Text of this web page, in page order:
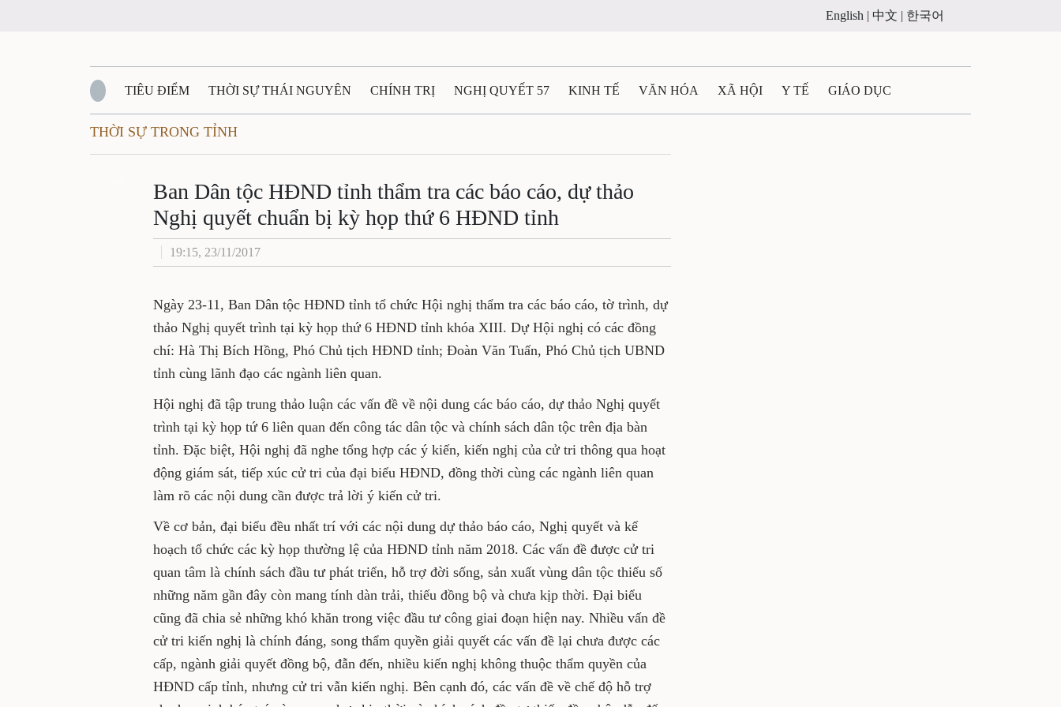
English | 中文 | 한국어
TIÊU ĐIỂM THỜI SỰ THÁI NGUYÊN CHÍNH TRỊ NGHỊ QUYẾT 57 KINH TẾ VĂN HÓA XÃ HỘI Y TẾ GIÁO DỤC
QUỐC PHÒNG - AN NINH
QUÊ HƯƠNG - ĐẤT NƯỚC QUỐC TẾ TÀI NGUYÊN - MÔI TRƯỜNG THỂ THAO
VĂN BẢN, CHÍNH SÁCH MỚI VĂN NGHỆ THÁI NGUYÊN
THỜI SỰ TRONG TỈNH
Ban Dân tộc HĐND tỉnh thẩm tra các báo cáo, dự thảo
Nghị quyết chuẩn bị kỳ họp thứ 6 HĐND tỉnh
19:15, 23/11/2017
Ngày 23-11, Ban Dân tộc HĐND tỉnh tổ chức Hội nghị thẩm tra các báo cáo, tờ trình, dự
thảo Nghị quyết trình tại kỳ họp thứ 6 HĐND tỉnh khóa XIII. Dự Hội nghị có các đồng
chí: Hà Thị Bích Hồng, Phó Chủ tịch HĐND tỉnh; Đoàn Văn Tuấn, Phó Chủ tịch UBND
tỉnh cùng lãnh đạo các ngành liên quan.
Hội nghị đã tập trung thảo luận các vấn đề về nội dung các báo cáo, dự thảo Nghị quyết
trình tại kỳ họp tứ 6 liên quan đến công tác dân tộc và chính sách dân tộc trên địa bàn
tỉnh. Đặc biệt, Hội nghị đã nghe tổng hợp các ý kiến, kiến nghị của cử tri thông qua hoạt
động giám sát, tiếp xúc cử tri của đại biểu HĐND, đồng thời cùng các ngành liên quan
làm rõ các nội dung cần được trả lời ý kiến cử tri.
Về cơ bản, đại biểu đều nhất trí với các nội dung dự thảo báo cáo, Nghị quyết và kế
hoạch tổ chức các kỳ họp thường lệ của HĐND tỉnh năm 2018. Các vấn đề được cử tri
quan tâm là chính sách đầu tư phát triển, hỗ trợ đời sống, sản xuất vùng dân tộc thiểu số
những năm gần đây còn mang tính dàn trải, thiếu đồng bộ và chưa kịp thời. Đại biểu
cũng đã chia sẻ những khó khăn trong việc đầu tư công giai đoạn hiện nay. Nhiều vấn đề
cử tri kiến nghị là chính đáng, song thẩm quyền giải quyết các vấn đề lại chưa được các
cấp, ngành giải quyết đồng bộ, đẫn đến, nhiều kiến nghị không thuộc thẩm quyền của
HĐND cấp tỉnh, nhưng cử tri vẫn kiến nghị. Bên cạnh đó, các vấn đề về chế độ hỗ trợ